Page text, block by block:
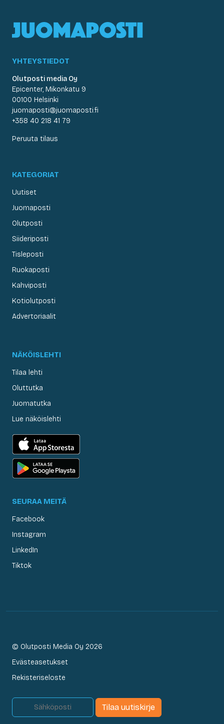
YHTEYSTIEDOT
Olutposti media Oy
Epicenter, Mikonkatu 9
00100 Helsinki
juomaposti@juomaposti.fi
+358 40 218 41 79
Peruuta tilaus
KATEGORIAT
Uutiset
Juomaposti
Olutposti
Siideriposti
Tisleposti
Ruokaposti
Kahviposti
Kotiolutposti
Advertoriaalit
NÄKÖISLEHTI
Tilaa lehti
Oluttutka
Juomatutka
Lue näköislehti
SEURAA MEITÄ
Facebook
Instagram
LinkedIn
Tiktok
© Olutposti Media Oy 2026
Evästeasetukset
Rekisteriseloste
Tilaa uutiskirje